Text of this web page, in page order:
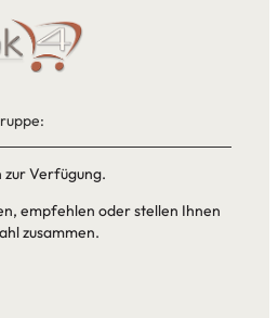
zur Verfügung.
empfehlen oder stellen Ihnen
zusammen.